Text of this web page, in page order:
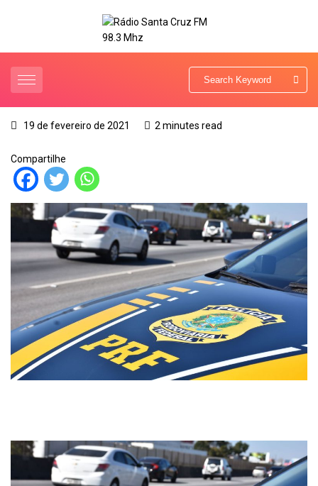
19 de fevereiro de 2021 2 minutes read
Compartilhe